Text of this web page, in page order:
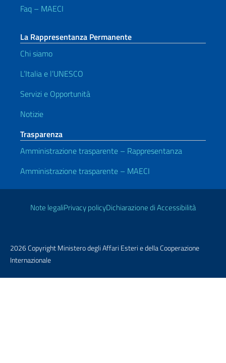
Faq – MAECI
La Rappresentanza Permanente
Chi siamo
L’Italia e l’UNESCO
Servizi e Opportunità
Notizie
Trasparenza
Amministrazione trasparente – Rappresentanza
Amministrazione trasparente – MAECI
Link Utili
Note legaliPrivacy policyDichiarazione di Accessibilità
2026 Copyright Ministero degli Affari Esteri e della Cooperazione
Internazionale